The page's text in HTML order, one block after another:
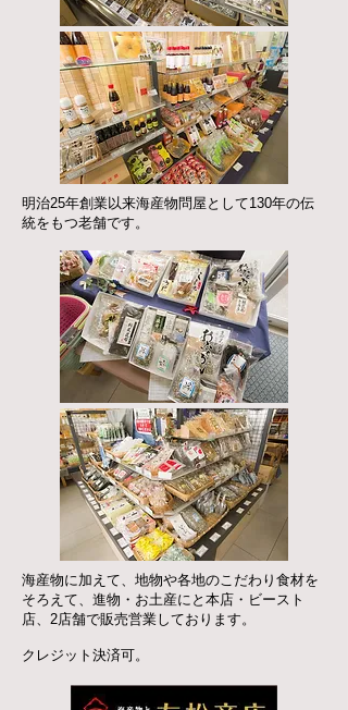
明治25年創業以来海産物問屋として130年の伝
統をもつ老舗です。
海産物に加えて、地物や各地のこだわり食材を
そろえて、進物・お土産にと本店・ビースト
店、2店舗で販売営業しております。
クレジット決済可。